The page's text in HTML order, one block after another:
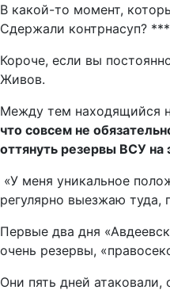
В какой-то момент,
Сдержали контрнасуп?
Короче, если вы
Живов.
Между тем находящийся
что совсем не
оттянуть резервы ВСУ на
«У меня уникальное
регулярно выезжаю
Первые два дня
очень резервы,
Они пять дней